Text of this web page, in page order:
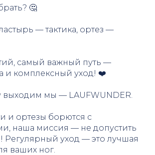
🤔
— тактика, ортез —
самый важный путь —
и комплексный уход! ❤️
выходим мы — LAUFWUNDER.
и ортезы борются с
наша миссия — не допустить
Регулярный уход — это лучшая
ваших ног.